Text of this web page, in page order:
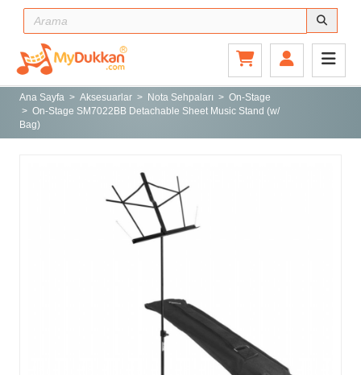
Ana Sayfa
Gitar ve Ekipmanları
Sahne ve Stüdyo
Ana Sayfa Aksesuarlar Nota Sehpaları
On-Stage
On-Stage SM7022BB Detachable Sheet Music Stand (w/
Bag)